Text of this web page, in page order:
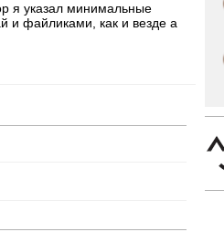
я указал минимальные
и файликами, как и везде а